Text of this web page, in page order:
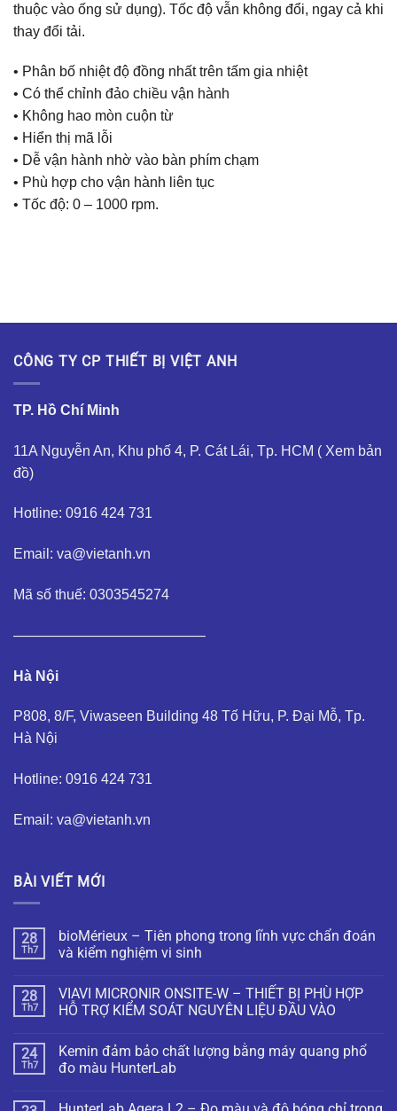
thuộc vào ống sử dụng). Tốc độ vẫn không đổi, ngay cả khi
thay đổi tải.
• Phân bố nhiệt độ đồng nhất trên tấm gia nhiệt
• Có thể chỉnh đảo chiều vận hành
• Không hao mòn cuộn từ
• Hiển thị mã lỗi
• Dễ vận hành nhờ vào bàn phím chạm
• Phù hợp cho vận hành liên tục
• Tốc độ: 0 – 1000 rpm.
CÔNG TY CP THIẾT BỊ VIỆT ANH
TP. Hồ Chí Minh
11A Nguyễn An, Khu phố 4, P. Cát Lái, Tp. HCM ( Xem bản
đồ)
Hotline: 0916 424 731
Email: va@vietanh.vn
Mã số thuế: 0303545274
—————————————–
Hà Nội
P808, 8/F, Viwaseen Building 48 Tố Hữu, P. Đại Mỗ, Tp.
Hà Nội
Hotline: 0916 424 731
Email: va@vietanh.vn
BÀI VIẾT MỚI
28
Th7
bioMérieux – Tiên phong trong lĩnh vực chẩn đoán
và kiểm nghiệm vi sinh
28
Th7
VIAVI MICRONIR ONSITE-W – THIẾT BỊ PHÙ HỢP
HỖ TRỢ KIỂM SOÁT NGUYÊN LIỆU ĐẦU VÀO
24
Th7
Kemin đảm bảo chất lượng bằng máy quang phổ
đo màu HunterLab